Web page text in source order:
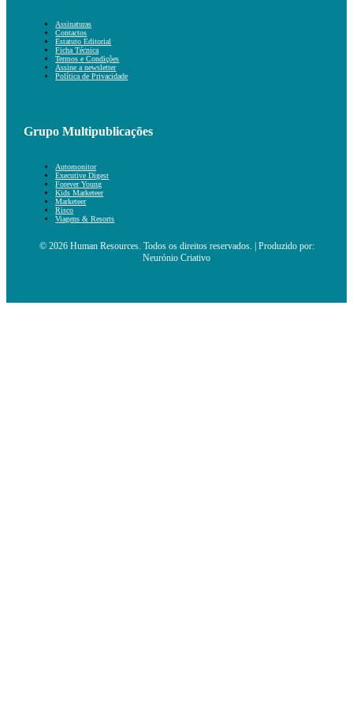
Assinaturas
Contactos
Estatuto Editorial
Ficha Técnica
Termos e Condições
Assine a newsletter
Política de Privacidade
Grupo Multipublicações
Automonitor
Executive Digest
Forever Young
Kids Marketeer
Marketeer
Risco
Viagens & Resorts
© 2026 Human Resources. Todos os direitos reservados. | Produzido por:
Neurónio Criativo